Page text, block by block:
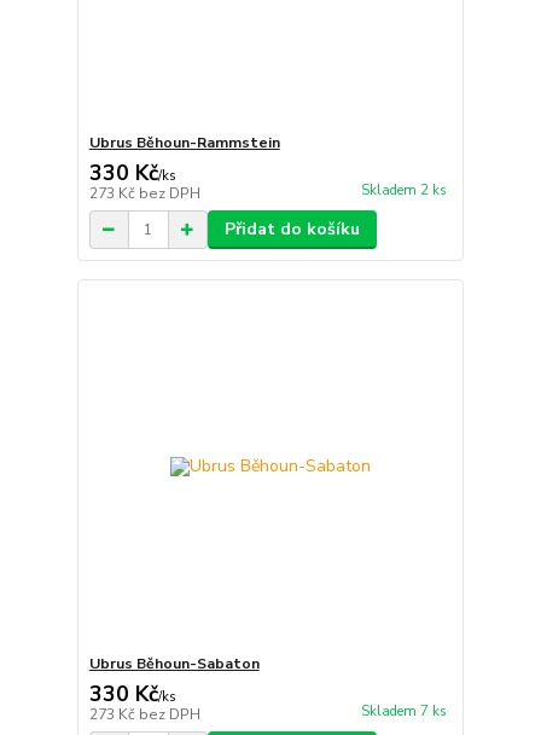
Ubrus Běhoun-Rammstein
330 Kč/ks
273 Kč bez DPH Skladem 2 ks
Přidat do košíku
Ubrus Běhoun-Sabaton
330 Kč/ks
273 Kč bez DPH Skladem 7 ks